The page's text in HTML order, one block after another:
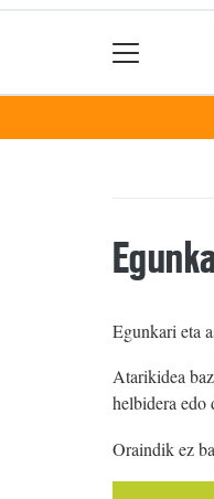
Egunkari eta
Atarikidea
helbidera edo
Oraindik ez